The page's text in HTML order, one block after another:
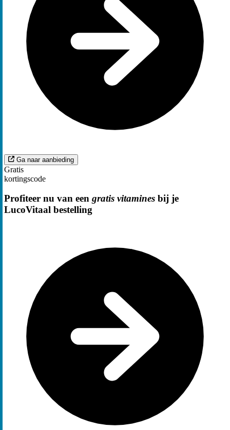
Ga naar aanbieding
Gratis
kortingscode
Profiteer nu van een gratis vitamines bij je
LucoVitaal bestelling